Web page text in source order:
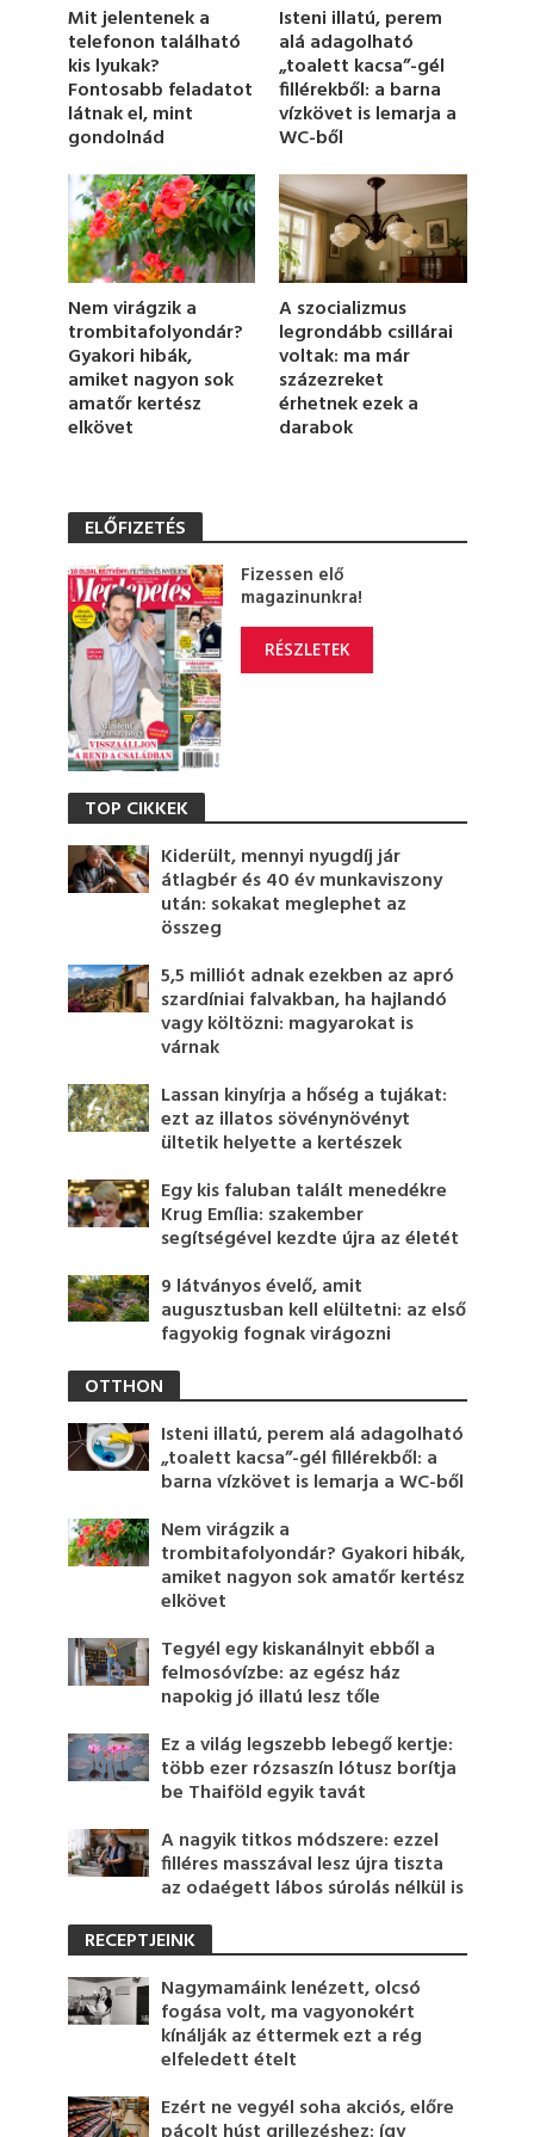
m
i
n
u
t
e
,
6
s
e
c
o
n
s
Mit jelentenek a
telefonon található
kis lyukak?
Fontosabb feladatot
látnak el, mint
gondolnád
Isteni illatú, perem
alá adagolható
„toalett kacsa”-gél
fillérekből: a barna
vízkövet is lemarja a
WC-ből
Nem virágzik a
trombitafolyondár?
Gyakori hibák,
amiket nagyon sok
amatőr kertész
elkövet
A szocializmus
legrondább csillárai
voltak: ma már
százezreket
érhetnek ezek a
darabok
ELŐFIZETÉS
Fizessen elő
magazinunkra!
RÉSZLETEK
TOP CIKKEK
Kiderült, mennyi nyugdíj jár
átlagbér és 40 év munkaviszony
után: sokakat meglephet az
összeg
5,5 milliót adnak ezekben az apró
szardíniai falvakban, ha hajlandó
vagy költözni: magyarokat is
várnak
Lassan kinyírja a hőség a tujákat:
ezt az illatos sövénynövényt
ültetik helyette a kertészek
Egy kis faluban talált menedékre
Krug Emília: szakember
segítségével kezdte újra az életét
9 látványos évelő, amit
augusztusban kell elültetni: az első
fagyokig fognak virágozni
OTTHON
Isteni illatú, perem alá adagolható
„toalett kacsa”-gél fillérekből: a
barna vízkövet is lemarja a WC-ből
Nem virágzik a
trombitafolyondár? Gyakori hibák,
amiket nagyon sok amatőr kertész
elkövet
Tegyél egy kiskanálnyit ebből a
felmosóvízbe: az egész ház
napokig jó illatú lesz tőle
Ez a világ legszebb lebegő kertje:
több ezer rózsaszín lótusz borítja
be Thaiföld egyik tavát
A nagyik titkos módszere: ezzel
filléres masszával lesz újra tiszta
az odaégett lábos súrolás nélkül is
RECEPTJEINK
Nagymamáink lenézett, olcsó
fogása volt, ma vagyonokért
kínálják az éttermek ezt a rég
elfeledett ételt
Ezért ne vegyél soha akciós, előre